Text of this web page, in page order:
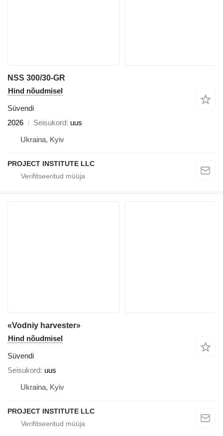
NSS 300/30-GR
Hind nõudmisel
Süvendi
2026
Seisukord uus
Ukraina, Kyiv
PROJECT INSTITUTE LLC
«Vodniy harvester»
Hind nõudmisel
Süvendi
Seisukord uus
Ukraina, Kyiv
PROJECT INSTITUTE LLC